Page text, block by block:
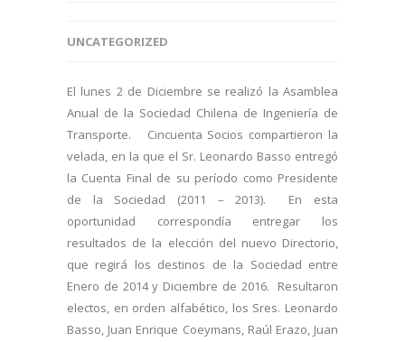
UNCATEGORIZED
El lunes 2 de Diciembre se realizó la Asamblea
Anual de la Sociedad Chilena de Ingeniería de
Transporte. Cincuenta Socios compartieron la
velada, en la que el Sr. Leonardo Basso entregó
la Cuenta Final de su período como Presidente
de la Sociedad (2011 – 2013). En esta
oportunidad correspondía entregar los
resultados de la elección del nuevo Directorio,
que regirá los destinos de la Sociedad entre
Enero de 2014 y Diciembre de 2016. Resultaron
electos, en orden alfabético, los Sres. Leonardo
Basso, Juan Enrique Coeymans, Raúl Erazo, Juan